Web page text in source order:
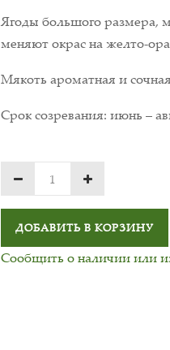
Ягоды большого размера,
меняют окрас на желто-
Мякоть ароматная и
Срок созревания: июнь –
ДОБАВИТЬ В КОРЗИНУ
Сообщить о наличии или